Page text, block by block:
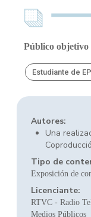
Público objetivo
Estudiante de
Autores:
Una
Tipo de
Exposición de
Licenciante:
RTVC - Radio
Medios Públicos